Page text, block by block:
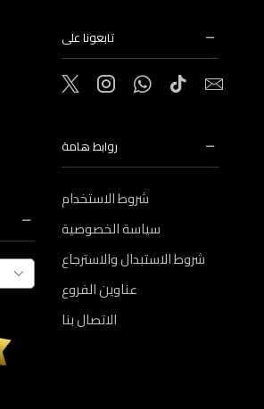
تابعونا على
روابط هامة
شروط الاستخدام
سياسة الخصوصية
شروط الاستبدال والاسترجاع
عناوين الفروع
الاتصال بنا